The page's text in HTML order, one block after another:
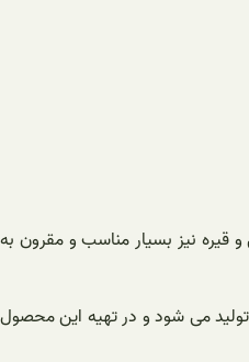
نیز بسیار مناسب و مقرون به
کشور تولید می شود و در تهیه این محصول